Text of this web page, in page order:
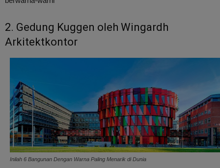
2. Gedung Kuggen oleh Wingardh
Arkitektkontor
Inilah 6 Bangunan Dengan Warna Paling Menarik di Dunia